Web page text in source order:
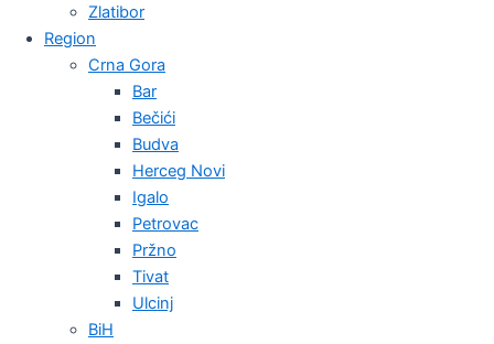
Zlatibor
Region
Crna Gora
Bar
Bečići
Budva
Herceg Novi
Igalo
Petrovac
Pržno
Tivat
Ulcinj
BiH